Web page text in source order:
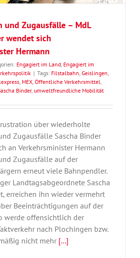
und Zugausfälle – MdL
wendet sich
Hermann
Engagiert im Land Engagiert im
| Tags: Filstalbahn Geislingen
MEX Öffentliche Verkehrsmittel
Binder, umweltfreundliche Mobilität
über wiederholte
Zugausfälle Sascha Binder
an Verkehrsminister Hermann
Zugausfälle auf der
erneut viele Bahnpendler.
Landtagsabgeordnete Sascha
erreichen ihn wieder vermehrt
Beeinträchtigungen auf der
werde offensichtlich der
nach Plochingen bzw.
nicht mehr [...]